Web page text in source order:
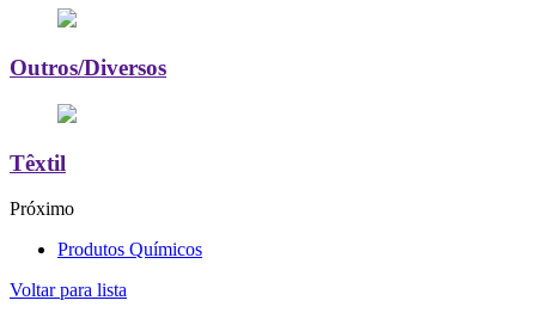
Outros/Diversos
Têxtil
Próximo
Produtos Químicos
Voltar para lista